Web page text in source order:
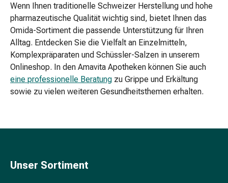
Brot,
Knäckebrot
&
Zwieback
Flocken
&
Müesli
Getreide
Joghurt,
Dessert
Wenn Ihnen traditionelle Schweizer Herstellung und hohe
pharmazeutische Qualität wichtig sind, bietet Ihnen das
Omida-Sortiment die passende Unterstützung für Ihren
Alltag. Entdecken Sie die Vielfalt an Einzelmitteln,
Komplexpräparaten und Schüssler-Salzen in unserem
Onlineshop. In den Amavita Apotheken können Sie auch
eine professionelle Beratung zu Grippe und Erkältung
sowie zu vielen weiteren Gesundheitsthemen erhalten.
Unser Sortiment